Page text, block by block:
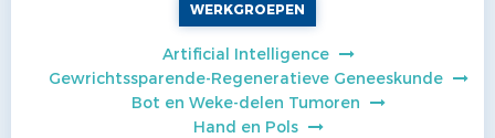
WERKGROEPEN
Artificial Intelligence
Gewrichtssparende-Regeneratieve Geneeskunde
Bot en Weke-delen Tumoren
Hand en Pols